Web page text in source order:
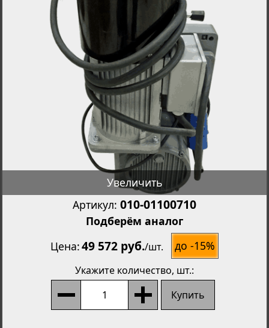
Увеличить
Артикул: 010-01100710
Подберём аналог
Цена 49 572 руб./шт. до -15%
Укажите количество, шт.:
Купить